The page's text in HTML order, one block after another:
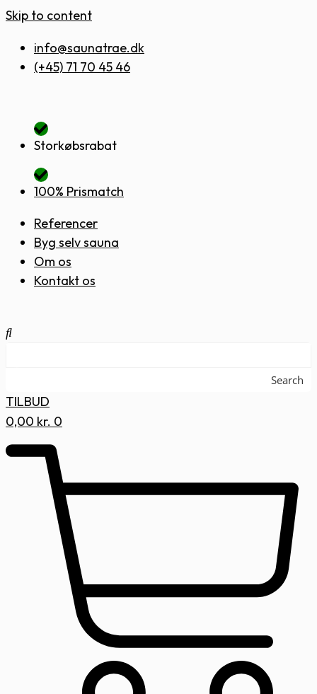
Skip to content
info@saunatrae.dk
(+45) 71 70 45 46
Storkøbsrabat
100% Prismatch
Referencer
Byg selv sauna
Om os
Kontakt os
Search
TILBUD
0,00 kr. 0